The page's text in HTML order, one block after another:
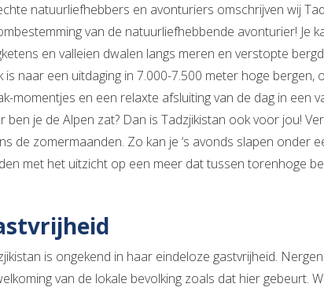
natuurliefhebbers en avonturiers omschrijven wij
van de natuurliefhebbende avonturier! Je
en valleien dwalen langs meren en verstopte
is naar een uitdaging in 7.000-7.500 meter hoge
momentjes en een relaxte afsluiting van de dag in een
ben je de Alpen zat? Dan is Tadzjikistan ook voor jou!
de zomermaanden. Zo kan je ‘s avonds slapen onder
met het uitzicht op een meer dat tussen torenhoge
is ongekend in haar eindeloze gastvrijheid.
van de lokale bevolking zoals dat hier gebeurt.